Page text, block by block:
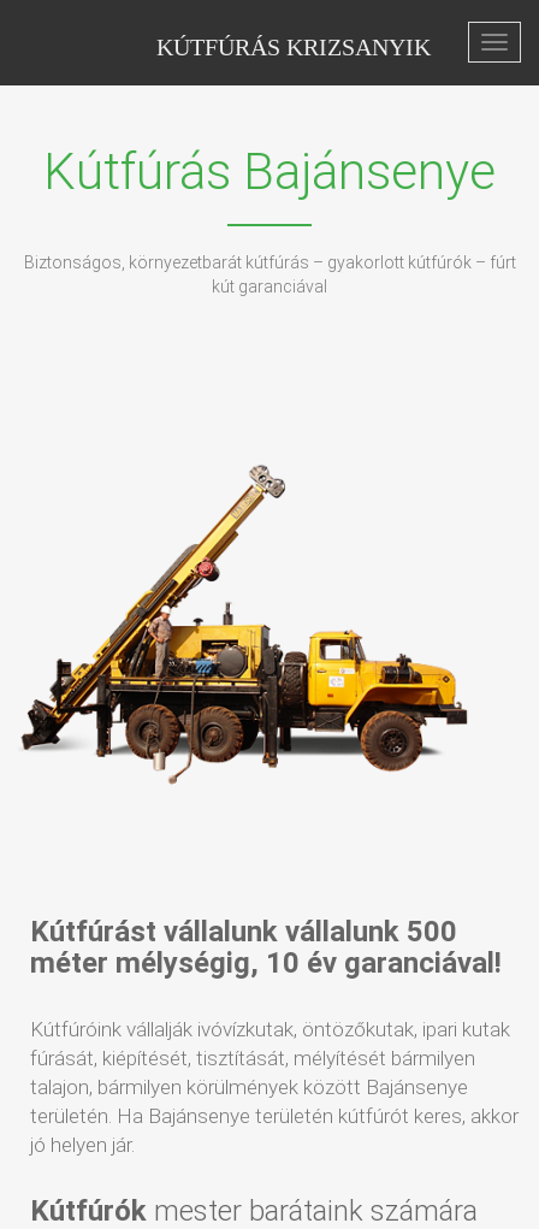
KÚTFÚRÁS KRIZSANYIK
Kútfúrás Bajánsenye
Biztonságos, környezetbarát kútfúrás – gyakorlott kútfúrók – fúrt
kút garanciával
Kútfúrást vállalunk vállalunk 500
méter mélységig, 10 év garanciával!
Kútfúróink vállalják ivóvízkutak, öntözőkutak, ipari kutak
fúrását, kiépítését, tisztítását, mélyítését bármilyen
talajon, bármilyen körülmények között Bajánsenye
területén. Ha Bajánsenye területén kútfúrót keres, akkor
jó helyen jár.
Kútfúrók mester barátaink számára